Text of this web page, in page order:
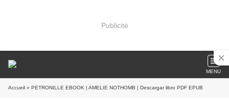
Publicité
MENU
Accueil » PETRONILLE EBOOK | AMELIE NOTHOMB | Descargar libro PDF EPUB